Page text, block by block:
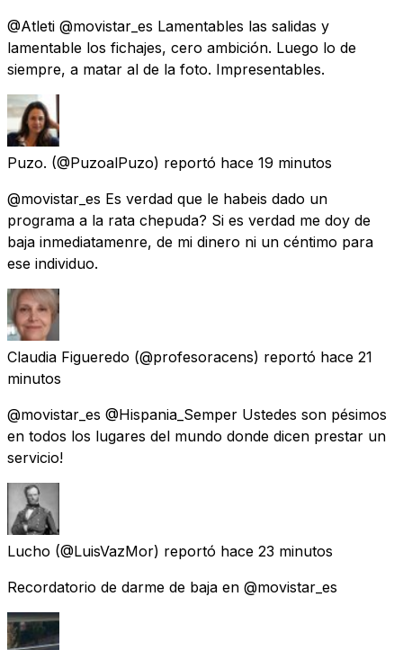
@Atleti @movistar_es Lamentables las salidas y
lamentable los fichajes, cero ambición. Luego lo de
siempre, a matar al de la foto. Impresentables.
Puzo. (@PuzoalPuzo) reportó hace 19 minutos
@movistar_es Es verdad que le habeis dado un
programa a la rata chepuda? Si es verdad me doy de
baja inmediatamenre, de mi dinero ni un céntimo para
ese individuo.
Claudia Figueredo (@profesoracens) reportó hace 21
minutos
@movistar_es @Hispania_Semper Ustedes son pésimos
en todos los lugares del mundo donde dicen prestar un
servicio!
Lucho (@LuisVazMor) reportó hace 23 minutos
Recordatorio de darme de baja en @movistar_es